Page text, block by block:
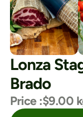
Lonza
Brado
Price :$9.00